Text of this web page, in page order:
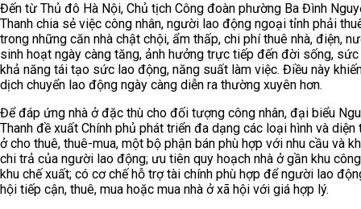
Đến từ Thủ đô Hà Nội, Chủ tịch Công đoàn phường Ba Đình
Thanh chia sẻ việc công nhân, người lao động ngoại tỉnh phải
trong những căn nhà chật chội, ẩm thấp, chi phí thuê nhà, điện,
sinh hoạt ngày càng tăng, ảnh hưởng trực tiếp đến đời sống, sức
khả năng tái tạo sức lao động, năng suất làm việc. Điều này
dịch chuyển lao động ngày càng diễn ra thường xuyên hơn.
Để đáp ứng nhà ở đặc thù cho đối tượng công nhân, đại biểu
Thanh đề xuất Chính phủ phát triển đa dạng các loại hình và diện
ở cho thuê, thuê-mua, một bộ phận bán phù hợp với nhu cầu và
chi trả của người lao động; ưu tiên quy hoạch nhà ở gần khu
khu chế xuất; có cơ chế hỗ trợ tài chính phù hợp để người lao
hội tiếp cận, thuê, mua hoặc mua nhà ở xã hội với giá hợp lý.